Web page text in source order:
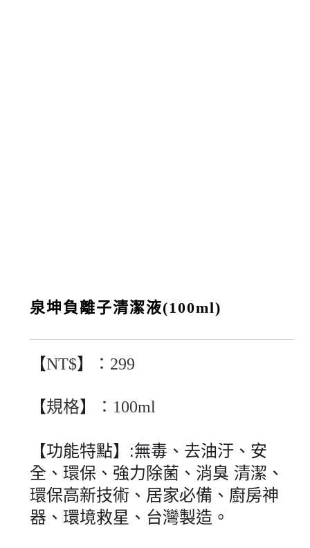
泉坤負離子清潔液(100ml)
【NT$】 ：299
【規格】 ：100ml
【功能特點】:無毒、去油汙、安
全、環保、強力除菌、消臭 清潔、
環保高新技術、居家必備、廚房神
器、環境救星、台灣製造。